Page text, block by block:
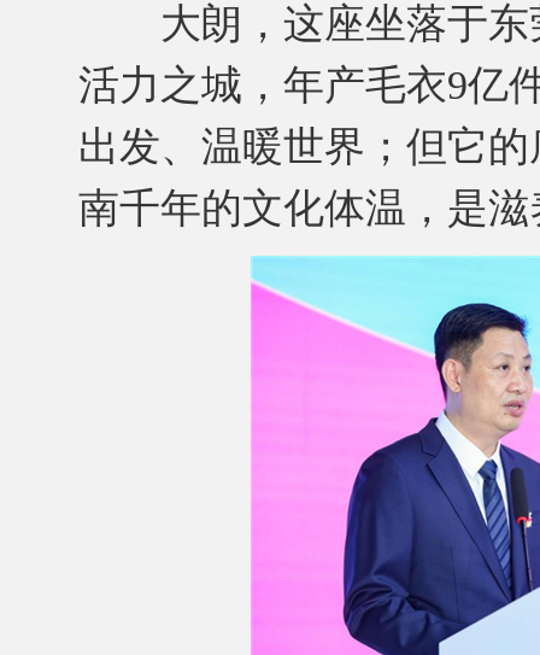
大朗，这座坐落于东
活力之城，年产毛衣9亿
出发、温暖世界；但它
南千年的文化体温，是